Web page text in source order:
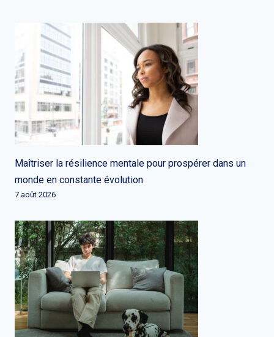
Maîtriser la résilience mentale pour prospérer dans un
monde en constante évolution
7 août 2026